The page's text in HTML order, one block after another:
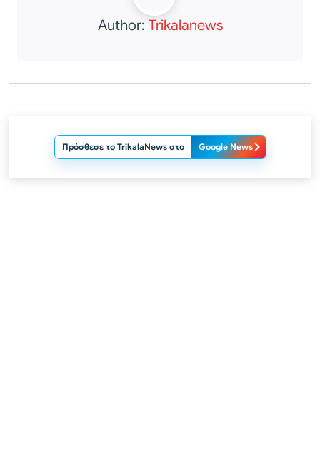
Author: Trikalanews
Πρόσθεσε το TrikalaNews στο Google News